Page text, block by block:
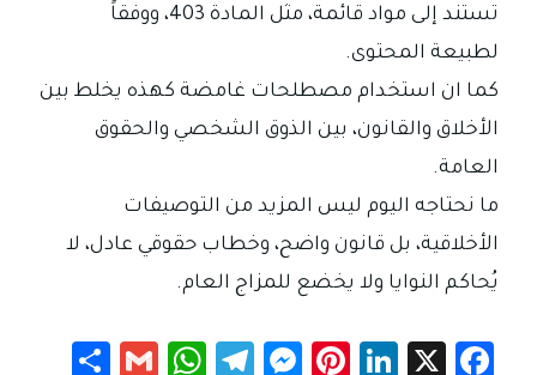
تستند إلى مواد قائمة، مثل المادة 403، ووفقاً
لطبيعة المحتوى.
كما ان استخدام مصطلحات غامضة كهذه يخلط بين
الأخلاق والقانون، بين الذوق الشخصي والحقوق
العامة.
ما نحتاجه اليوم ليس المزيد من التوصيفات
الأخلاقية، بل قانون واضح، وخطاب حقوقي عادل، لا
يُحاكم النوايا ولا يخضع للمزاج العام.
Fa
X
Li
Pi
M
Te
W
G